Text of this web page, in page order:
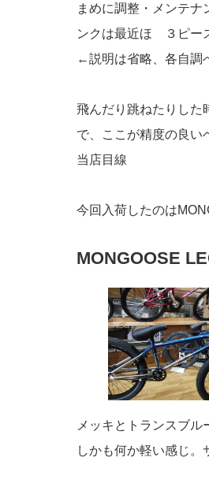
まめに調整・メンテ
ンクは最近ほゞ３ピー
←説明は省略、各自調
飛んだり跳ねたりした
で、ここが精度の良い
当店目線
今回入荷したのは
MONGOOSE
メッキとトランスブル
しかも何か軽い感じ。